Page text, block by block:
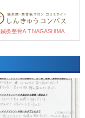
鍼灸整骨A.T.NAGASHIMA